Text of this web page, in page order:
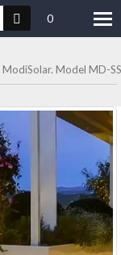
0
Model MD-